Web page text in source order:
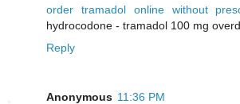
order tramadol online without
hydrocodone - tramadol 100 mg
Reply
Anonymous 11:36 PM